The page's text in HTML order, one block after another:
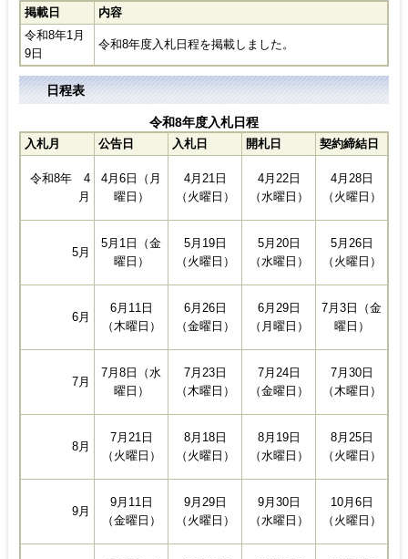
掲載日
内容
令和8年1月
9日
令和8年度入札日程を掲載しました。
日程表
令和8年度入札日程
入札月 公告日 入札日 開札日 契約締結日
令和8年 4
月
4月6日（月
曜日）
4月21日
（火曜日）
4月22日
（水曜日）
4月28日
（火曜日）
5月
5月1日（金
曜日）
5月19日
（火曜日）
5月20日
（水曜日）
5月26日
（火曜日）
6月
6月11日
（木曜日）
6月26日
（金曜日）
6月29日
（月曜日）
7月3日（金
曜日）
7月
7月8日（水
曜日）
7月23日
（木曜日）
7月24日
（金曜日）
7月30日
（木曜日）
8月
7月21日
（火曜日）
8月18日
（火曜日）
8月19日
（水曜日）
8月25日
（火曜日）
9月
9月11日
（金曜日）
9月29日
（火曜日）
9月30日
（水曜日）
10月6日
（火曜日）